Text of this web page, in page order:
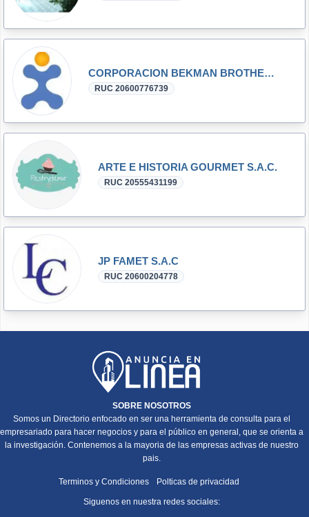
CORPORACION BEKMAN BROTHERS S.A.C.
RUC 20600776739
ARTE E HISTORIA GOURMET S.A.C.
RUC 20555431199
JP FAMET S.A.C
RUC 20600204778
SOBRE NOSOTROS
Somos un Directorio enfocado en ser una herramienta de consulta para el
empresariado para hacer negocios y para el público en general, que se orienta a
la investigación. Contenemos a la mayoria de las empresas activas de nuestro
pais.
Terminos y Condiciones Polticas de privacidad
Siguenos en nuestra redes sociales: